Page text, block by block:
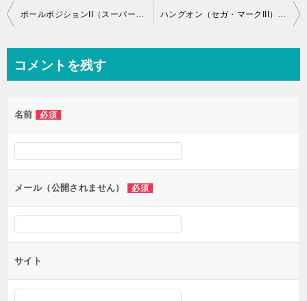
投
ビ
ー
シ
ョ
ン
コメントを残す
名前 必須
メール（公開されません） 必須
サイト